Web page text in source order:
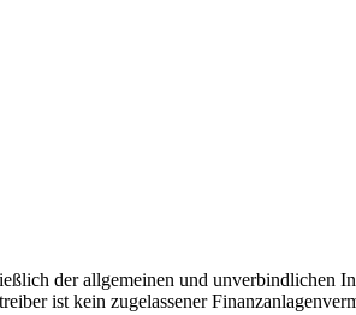
der allgemeinen und unverbindlichen
ist kein zugelassener